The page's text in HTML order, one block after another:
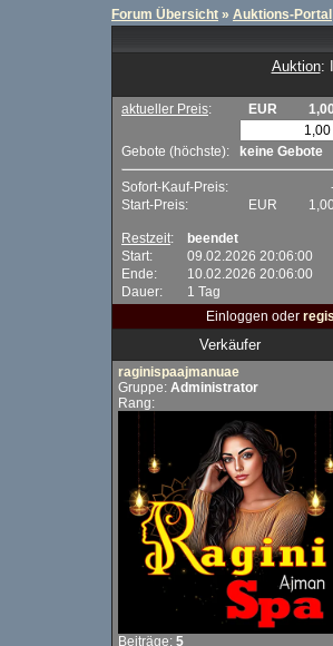
Forum Übersicht » Auktions-Portal
Auktion:
aktueller Preis: EUR
1,00
Gebote (höchste):
keine Gebote
Sofort-Kauf-Preis:
Start-Preis:
EUR
Restzeit:
beendet
Start:
09.02.2026 20:06:00
Ende:
10.02.2026 20:06:00
Dauer:
1 Tag
Einloggen oder
Verkäufer
raginispaajmanuae
Gruppe: Administrator
Rang:
Beiträge: 5